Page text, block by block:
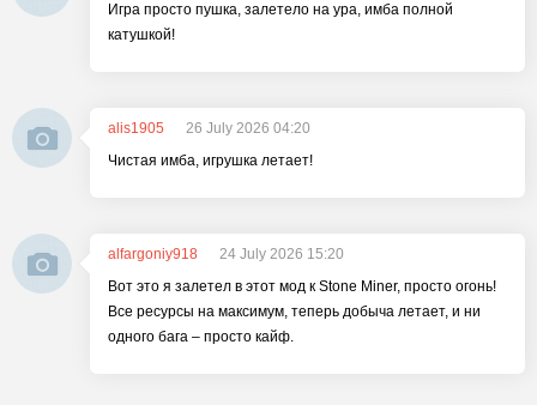
Игра просто пушка, залетело на ура, имба полной
катушкой!
alis1905
26 July 2026 04:20
Чистая имба, игрушка летает!
alfargoniy918
24 July 2026 15:20
Вот это я залетел в этот мод к Stone Miner, просто огонь!
Все ресурсы на максимум, теперь добыча летает, и ни
одного бага – просто кайф.